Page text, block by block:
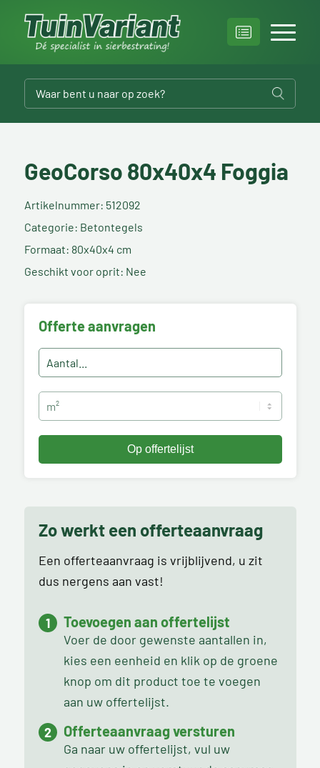
GeoCorso 80x40x4 Foggia
Artikelnummer: 512092
Categorie: Betontegels
Formaat: 80x40x4 cm
Geschikt voor oprit: Nee
Offerte aanvragen
Zo werkt een offerteaanvraag
Een offerteaanvraag is vrijblijvend, u zit
dus nergens aan vast!
Toevoegen aan offertelijst
Voer de door gewenste aantallen in,
kies een eenheid en klik op de groene
knop om dit product toe te voegen
aan uw offertelijst.
Offerteaanvraag versturen
Ga naar uw offertelijst, vul uw